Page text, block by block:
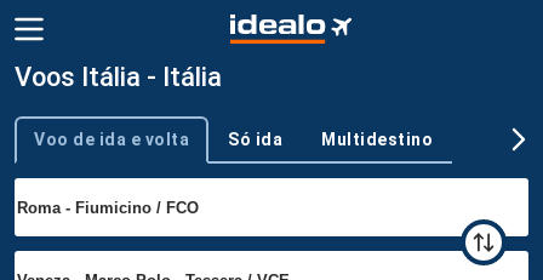
Voos Itália - Itália
Tipo de viagem
Voo de ida e volta Só ida Multidestino